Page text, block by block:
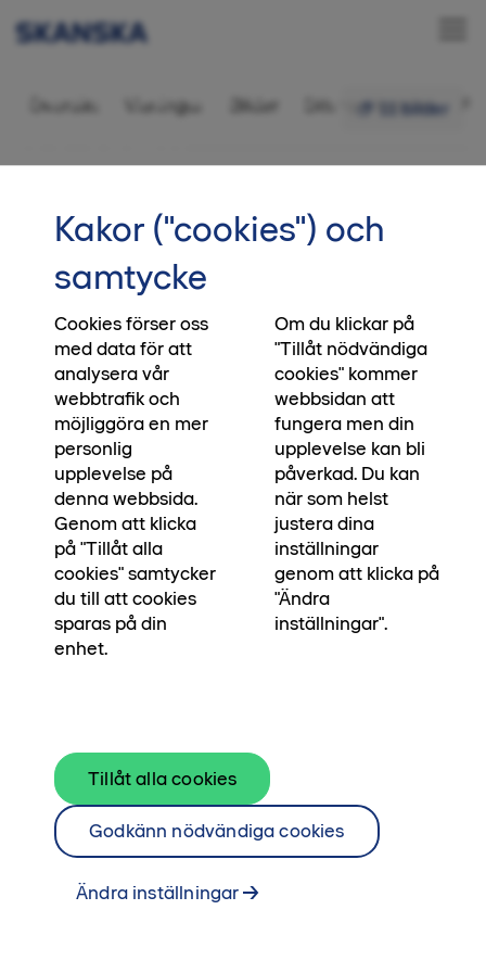
11 bilder
Bostadsrätt 3 rok,
Översikt Visningar Bilder Ditt nya kvarter
Vi skapar platser, du skapar
ögonblick
När du köper en bostad från oss, köper du direkt
från den som har byggt huset. Direkt från den
som har satt klimatmålen, direkt från den som
blandat betonggrunden och bestämt vilken
biologisk mångfald platsen ska bidra med. Ja, till
och med direkt från den som lägger asfalten
bredvid. Våra egna arkitekter och
byggingenjörer har skapat bostaden för dig som
ska stå pall i många, många år. För att du ska
kunna stå pall i din vardag, och skapa
minnesvärda ögonblick.
Läs om Platser & ögonblick här
Kakor ("cookies") och
samtycke
Cookies förser oss
med data för att
analysera vår
webbtrafik och
möjliggöra en mer
personlig
upplevelse på
denna webbsida.
Genom att klicka
på "Tillåt alla
cookies" samtycker
du till att cookies
sparas på din
enhet.
Om du klickar på
"Tillåt nödvändiga
cookies" kommer
webbsidan att
fungera men din
upplevelse kan bli
påverkad. Du kan
när som helst
justera dina
inställningar
genom att klicka på
"Ändra
inställningar".
Ändra inställningar
Godkänn nödvändiga cookies
Tillåt alla cookies